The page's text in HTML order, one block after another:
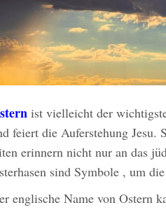
ist vielleicht der
feiert die Auferstehung Jesu.
erinnern nicht nur an das
sind Symbole , um
englische Name von Ostern